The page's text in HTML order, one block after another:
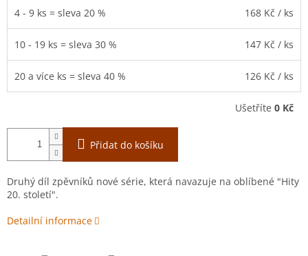
4 - 9 ks = sleva 20 % 168 Kč / ks
10 - 19 ks = sleva 30 % 147 Kč / ks
20 a více ks = sleva 40 % 126 Kč / ks
Ušetříte 0 Kč
Přidat do košíku
Druhý díl zpěvníků nové série, která navazuje na oblíbené "Hity
20. století".
Detailní informace